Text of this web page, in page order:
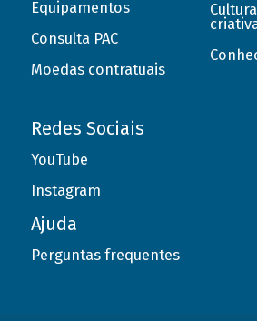
Equipamentos
Consulta PAC
Moedas contratuais
Redes Sociais
YouTube
Instagram
Ajuda
Perguntas frequentes